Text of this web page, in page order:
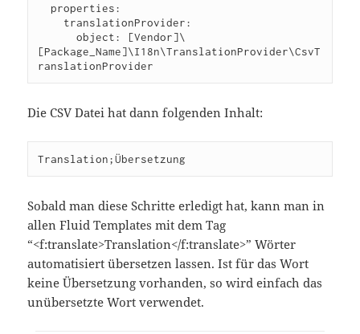
      object: [Vendor]\
[Package_Name]\I18n\TranslationProvider\CsvT
ranslationProvider
Die CSV Datei hat dann folgenden Inhalt:
Translation;Übersetzung
Sobald man diese Schritte erledigt hat, kann man in
allen Fluid Templates mit dem Tag
“<f:translate>Translation</f:translate>” Wörter
automatisiert übersetzen lassen. Ist für das Wort
keine Übersetzung vorhanden, so wird einfach das
unübersetzte Wort verwendet.